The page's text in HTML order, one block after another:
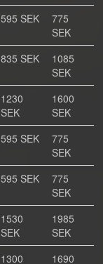
595 SEK
775
SEK
835 SEK
1085
SEK
1230
SEK
1600
SEK
595 SEK
775
SEK
595 SEK
775
SEK
1530
SEK
1985
SEK
1300
1690